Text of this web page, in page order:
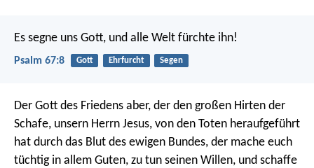
Es segne uns Gott, und alle Welt fürchte ihn!
Psalm 67:8 Gott Ehrfurcht Segen
Der Gott des Friedens aber, der den großen Hirten der
Schafe, unsern Herrn Jesus, von den Toten heraufgeführt
hat durch das Blut des ewigen Bundes, der mache euch
tüchtig in allem Guten, zu tun seinen Willen, und schaffe